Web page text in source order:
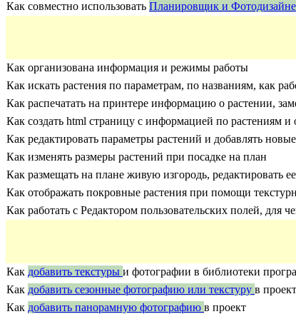
Как совместно использовать Планировщик и
Как организована информация и режимы работы
Как искать растения по параметрам, по названиям, как
Как распечатать на принтере информацию о растении,
Как создать html страницу с информацией по растениям и
Как редактировать параметры растений и добавлять
Как изменять размеры растений при посадке на план
Как размещать на плане живую изгородь,
Как отображать покровные растения при помощи
Как работать с Редактором пользовательских полей, для
Как добавить текстуры и фотографии в библиотеки
Как добавить сезонные фотографию или текстуру в проект
Как добавить панорамную фотографию в проект